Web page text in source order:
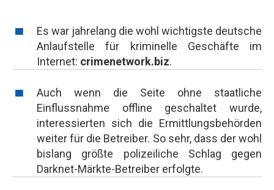
Es war jahrelang die wohl wichtigste deutsche
Anlaufstelle für kriminelle Geschäfte im
Internet: crimenetwork.biz.
Auch wenn die Seite ohne staatliche
Einflussnahme offline geschaltet wurde,
interessierten sich die Ermittlungsbehörden
weiter für die Betreiber. So sehr, dass der wohl
bislang größte polizeiliche Schlag gegen
Darknet-Märkte-Betreiber erfolgte.